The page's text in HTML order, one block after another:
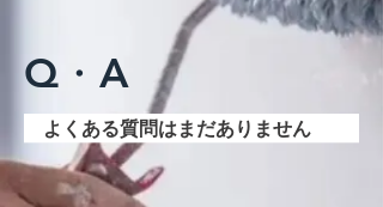
​Q・A
よくある質問はまだありません